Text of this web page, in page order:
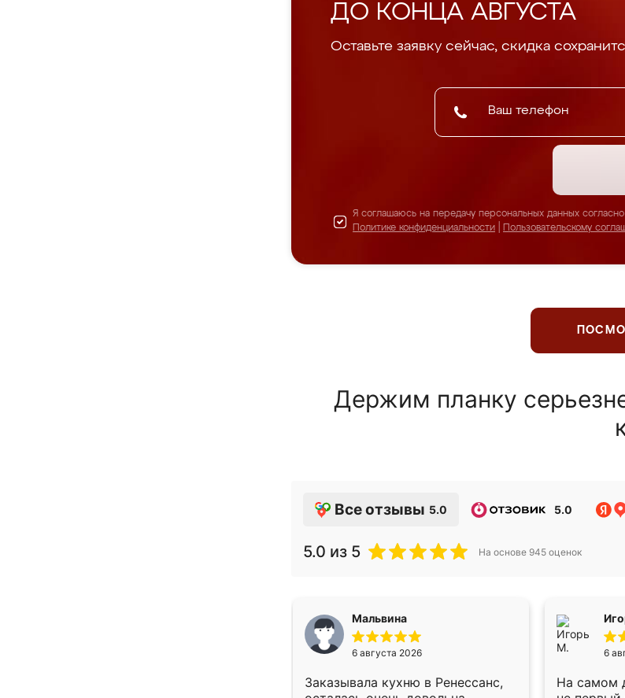
ДО КОНЦА АВГУСТА
Оставьте заявку сейчас, скидка
Я соглашаюсь на передачу персональных данных согласно
Политике конфиденциальности
Пользовательскому
Держим планку
Все отзывы 5.0 5.0
5.0 из 5 На основе 945 оценок
Мальвина
6 августа 2026
Заказывала кухню в Ренессанс,
6
На самом